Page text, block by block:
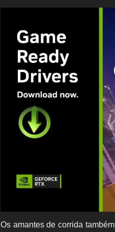
Os amantes de corrida